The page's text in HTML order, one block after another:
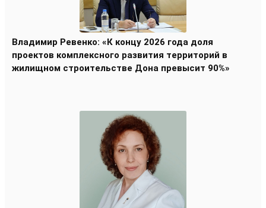
Владимир Ревенко: «К концу 2026 года доля
проектов комплексного развития территорий в
жилищном строительстве Дона превысит 90%»